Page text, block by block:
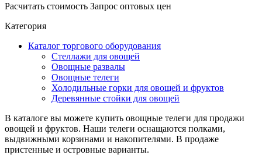
Расчитать стоимость Запрос оптовых цен
Категория
Каталог торгового оборудования
Стеллажи для овощей
Овощные развалы
Овощные телеги
Холодильные горки для овощей и фруктов
Деревянные стойки для овощей
В каталоге вы можете купить овощные телеги для продажи
овощей и фруктов. Наши телеги оснащаются полками,
выдвижными корзинами и накопителями. В продаже
пристенные и островные варианты.